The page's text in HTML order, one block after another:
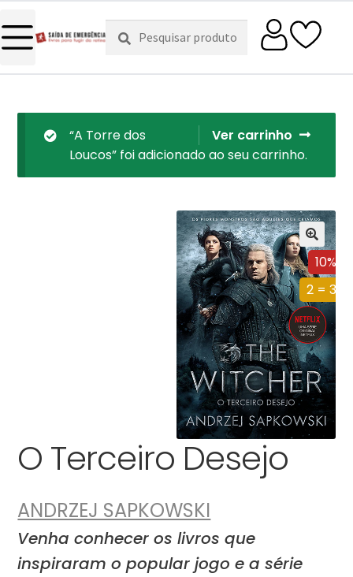
Pesquisar
por:
Pesquisa
Ver carrinho
“A Torre dos
Loucos” foi adicionado ao seu carrinho.
10%
2 = 3
O Terceiro Desejo
ANDRZEJ SAPKOWSKI
Venha conhecer os livros que
inspiraram o popular jogo e a série